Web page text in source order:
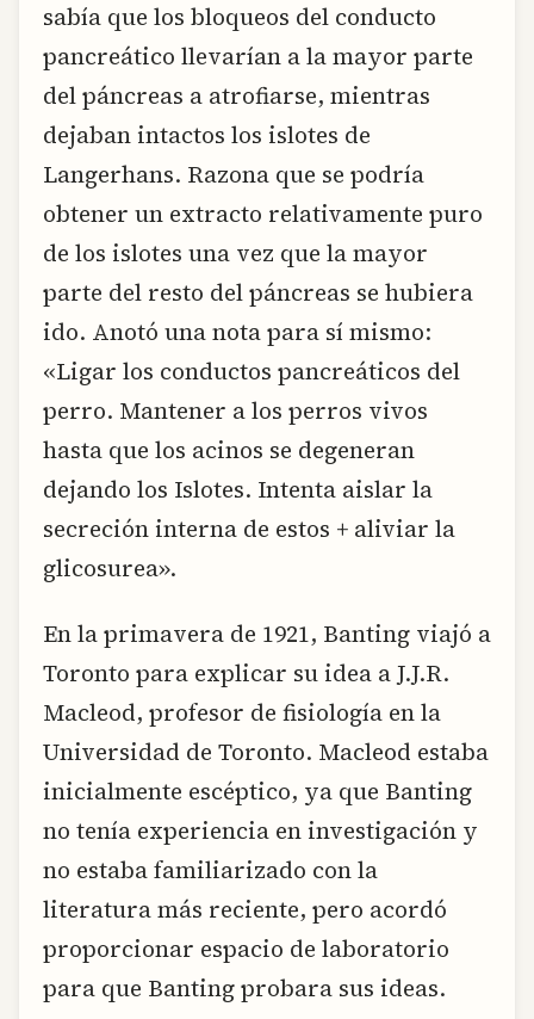
sabía que los bloqueos del conducto
pancreático llevarían a la mayor parte
del páncreas a atrofiarse, mientras
dejaban intactos los islotes de
Langerhans. Razona que se podría
obtener un extracto relativamente puro
de los islotes una vez que la mayor
parte del resto del páncreas se hubiera
ido. Anotó una nota para sí mismo:
«Ligar los conductos pancreáticos del
perro. Mantener a los perros vivos
hasta que los acinos se degeneran
dejando los Islotes. Intenta aislar la
secreción interna de estos + aliviar la
glicosurea».
En la primavera de 1921, Banting viajó a
Toronto para explicar su idea a J.J.R.
Macleod, profesor de fisiología en la
Universidad de Toronto. Macleod estaba
inicialmente escéptico, ya que Banting
no tenía experiencia en investigación y
no estaba familiarizado con la
literatura más reciente, pero acordó
proporcionar espacio de laboratorio
para que Banting probara sus ideas.